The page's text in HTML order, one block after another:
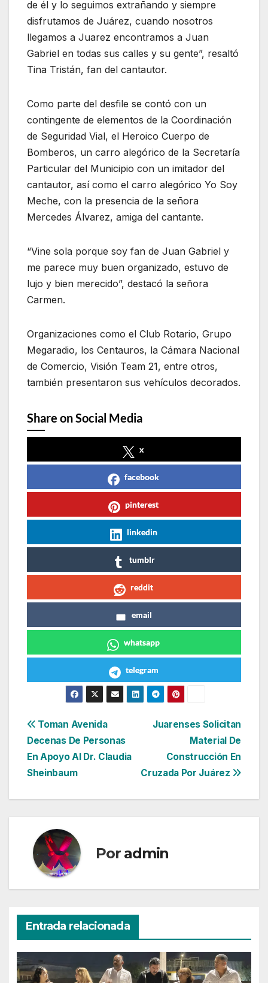
de él y lo seguimos extrañando y siempre
disfrutamos de Juárez, cuando nosotros
llegamos a Juarez encontramos a Juan
Gabriel en todas sus calles y su gente”, resaltó
Tina Tristán, fan del cantautor.
Como parte del desfile se contó con un
contingente de elementos de la Coordinación
de Seguridad Vial, el Heroico Cuerpo de
Bomberos, un carro alegórico de la Secretaría
Particular del Municipio con un imitador del
cantautor, así como el carro alegórico Yo Soy
Meche, con la presencia de la señora
Mercedes Álvarez, amiga del cantante.
“Vine sola porque soy fan de Juan Gabriel y
me parece muy buen organizado, estuvo de
lujo y bien merecido”, destacó la señora
Carmen.
Organizaciones como el Club Rotario, Grupo
Megaradio, los Centauros, la Cámara Nacional
de Comercio, Visión Team 21, entre otros,
también presentaron sus vehículos decorados.
Share on Social Media
x
facebook
pinterest
linkedin
tumblr
reddit
email
whatsapp
telegram
Navegación
de
entradas
Juarenses Solicitan
Material De
Construcción En
Cruzada Por Juárez
Toman Avenida
Decenas De Personas
En Apoyo Al Dr. Claudia
Sheinbaum
Por admin
Entrada relacionada